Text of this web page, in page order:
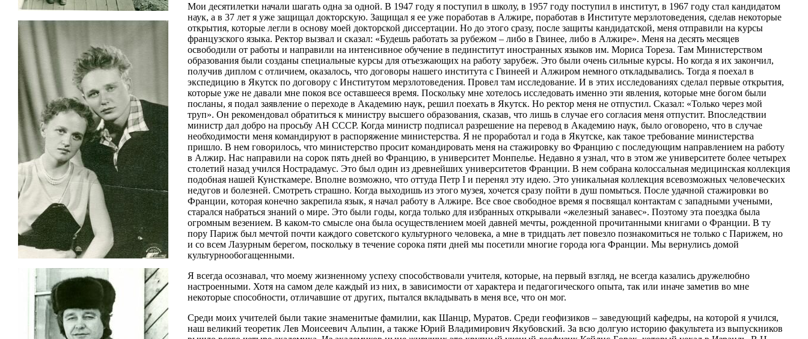
Мои десятилетки начали шагать одна за одной. В 1947 году я поступил в школу, в 1957 году поступил в институт, в 1967 году стал кандидатом
наук, а в 37 лет я уже защищал докторскую. Защищал я ее уже поработав в Алжире, поработав в Институте мерзлотоведения, сделав некоторые
открытия, которые легли в основу моей докторской диссертации. Но до этого сразу, после защиты кандидатской, меня отправили на курсы
французского языка. Ректор вызвал и сказал: «Будешь работать за рубежом – либо в Гвинее, либо в Алжире». Меня на десять месяцев
освободили от работы и направили на интенсивное обучение в пединститут иностранных языков им. Мориса Тореза. Там Министерством
образования были созданы специальные курсы для отъезжающих на работу зарубеж. Это были очень сильные курсы. Но когда я их закончил,
получив диплом с отличием, оказалось, что договоры нашего института с Гвинеей и Алжиром немного откладывались. Тогда я поехал в
экспедицию в Якутск по договору с Институтом мерзлотоведения. Провел там исследование. И в этих исследованиях сделал первые открытия,
которые уже не давали мне покоя все оставшееся время. Поскольку мне хотелось исследовать именно эти явления, которые мне богом были
посланы, я подал заявление о переходе в Академию наук, решил поехать в Якутск. Но ректор меня не отпустил. Сказал: «Только через мой
труп». Он рекомендовал обратиться к министру высшего образования, сказав, что лишь в случае его согласия меня отпустит. Впоследствии
министр дал добро на просьбу АН СССР. Когда министр подписал разрешение на перевод в Академию наук, было оговорено, что в случае
необходимости меня командируют в распоряжение министерства. Я не проработал и года в Якутске, как такое требование министерства
пришло. В нем говорилось, что министерство просит командировать меня на стажировку во Францию с последующим направлением на работу
в Алжир. Нас направили на сорок пять дней во Францию, в университет Монпелье. Недавно я узнал, что в этом же университете более четырех
столетий назад учился Нострадамус. Это был один из древнейших университетов Франции. В нем собрана колоссальная медицинская коллекция
подобная нашей Кунсткамере. Вполне возможно, что оттуда Петр I и перенял эту идею. Это уникальная коллекция всевозможных человеческих
недугов и болезней. Смотреть страшно. Когда выходишь из этого музея, хочется сразу пойти в душ помыться. После удачной стажировки во
Франции, которая конечно закрепила язык, я начал работу в Алжире. Все свое свободное время я посвящал контактам с западными учеными,
старался набраться знаний о мире. Это были годы, когда только для избранных открывали «железный занавес». Поэтому эта поездка была
огромным везением. В каком-то смысле она была осуществлением моей давней мечты, рожденной прочитанными книгами о Франции. В ту
пору Париж был мечтой почти каждого советского культурного человека, а мне в тридцать лет повезло познакомиться не только с Парижем, но
и со всем Лазурным берегом, поскольку в течение сорока пяти дней мы посетили многие города юга Франции. Мы вернулись домой
культурнообогащенными.
Я всегда осознавал, что моему жизненному успеху способствовали учителя, которые, на первый взгляд, не всегда казались дружелюбно
настроенными. Хотя на самом деле каждый из них, в зависимости от характера и педагогического опыта, так или иначе заметив во мне
некоторые способности, отличавшие от других, пытался вкладывать в меня все, что он мог.
Среди моих учителей были такие знаменитые фамилии, как Шанцр, Муратов. Среди геофизиков – заведующий кафедры, на которой я учился,
наш великий теоретик Лев Моисеевич Альпин, а также Юрий Владимирович Якубовский. За всю долгую историю факультета из выпускников